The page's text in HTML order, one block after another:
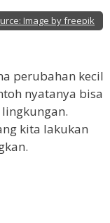
Image by freepik
perubahan kecil
nyatanya bisa
kita lakukan